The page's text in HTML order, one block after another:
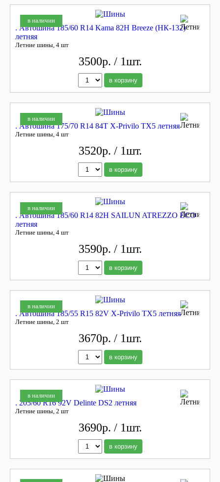
в наличии
. Автошина 185/60 R14 Kama 82H Breeze (НК-132)
летняя
Летние шины, 4 шт
3500р. / 1шт.
в корзину
в наличии
. Автошина 175/70 R14 84T X-Privilo TX5 летняя
Летние шины, 4 шт
3520р. / 1шт.
в корзину
в наличии
. Автошина 185/60 R14 82H SAILUN ATREZZO ECO
летняя
Летние шины, 4 шт
3590р. / 1шт.
в корзину
в наличии
. Автошина 185/55 R15 82V X-Privilo TX5 летняя
Летние шины, 2 шт
3670р. / 1шт.
в корзину
в наличии
. 205/60 R16 92V Delinte DS2 летняя
Летние шины, 2 шт
3690р. / 1шт.
в корзину